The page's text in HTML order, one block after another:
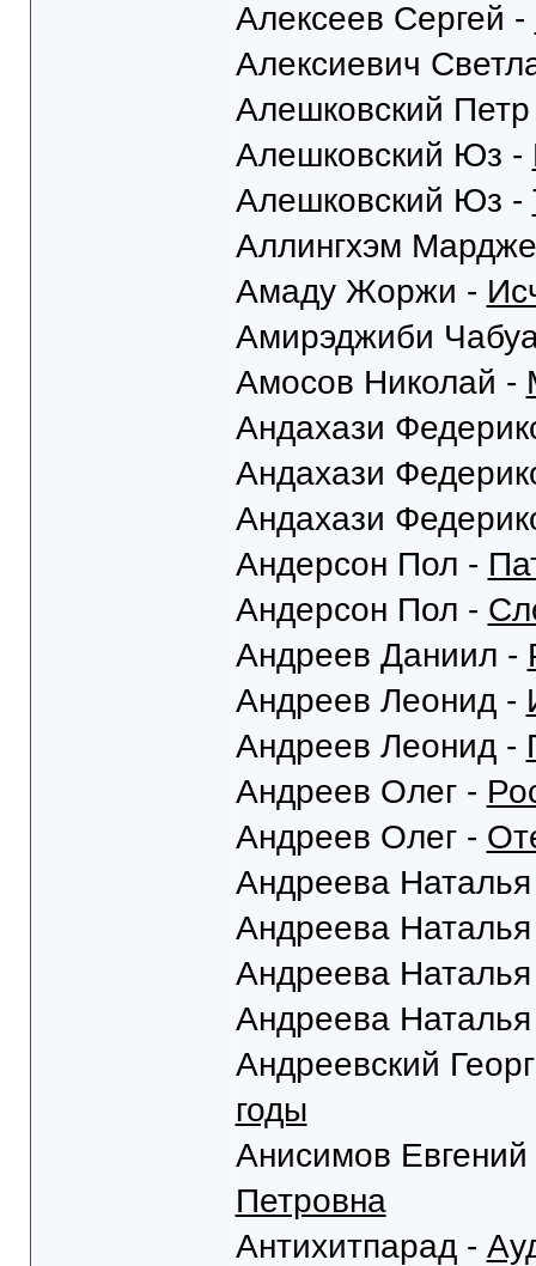
Алексеев Сергей -
Алексиевич
Алешковский
Алешковский Юз -
Алешковский Юз -
Аллингхэм
Амаду Жоржи -
Амирэджиби
Амосов Николай -
Андахази
Андахази
Андахази
Андерсон Пол -
Андерсон Пол -
Андреев Даниил -
Андреев Леонид -
Андреев Леонид -
Андреев Олег -
Андреев Олег -
Андреева
Андреева
Андреева
Андреева
Андреевский
годы
Анисимов
Петровна
Антихитпарад -